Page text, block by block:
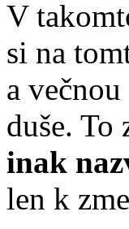
V
si na
a
duše. To
inak
len k